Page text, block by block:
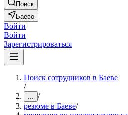
Поиск
Баево
Войти
Войти
Зарегистрироваться
Поиск сотрудников в Баеве
/
... /
резюме в Баеве/